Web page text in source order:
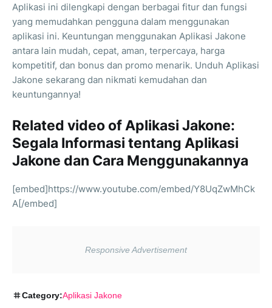
Aplikasi ini dilengkapi dengan berbagai fitur dan fungsi
yang memudahkan pengguna dalam menggunakan
aplikasi ini. Keuntungan menggunakan Aplikasi Jakone
antara lain mudah, cepat, aman, terpercaya, harga
kompetitif, dan bonus dan promo menarik. Unduh Aplikasi
Jakone sekarang dan nikmati kemudahan dan
keuntungannya!
Related video of Aplikasi Jakone:
Segala Informasi tentang Aplikasi
Jakone dan Cara Menggunakannya
[embed]https://www.youtube.com/embed/Y8UqZwMhCk
A[/embed]
Category:Aplikasi Jakone